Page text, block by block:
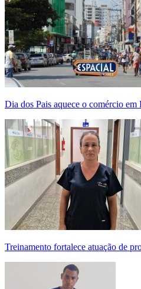
Dia dos Pais aquece o comércio em
Treinamento fortalece atuação de